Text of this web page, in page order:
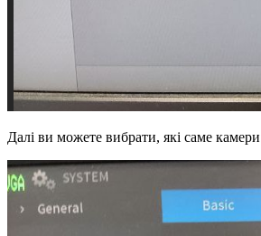
Далі ви можете вибрати, які саме